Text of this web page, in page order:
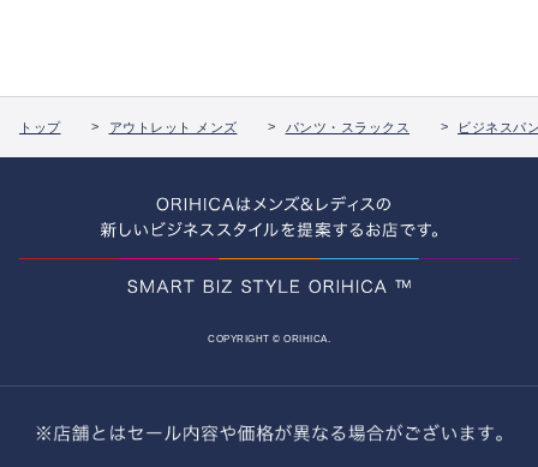
トップ アウトレット メンズ パンツ・スラックス ビジネスパ
COPYRIGHT © ORIHICA.